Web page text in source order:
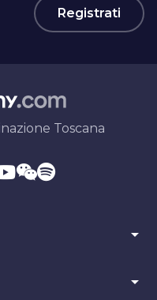
Registrati
Toscana
arrow_drop_down
arrow_drop_down